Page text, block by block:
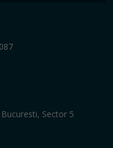
Sector 5